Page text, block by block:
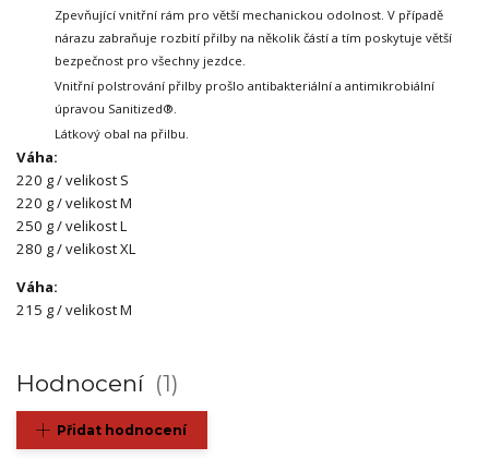
Zpevňující vnitřní rám pro větší mechanickou odolnost. V případě
nárazu zabraňuje rozbití přilby na několik částí a tím poskytuje větší
bezpečnost pro všechny jezdce.
Vnitřní polstrování přilby prošlo antibakteriální a antimikrobiální
úpravou Sanitized®.
Látkový obal na přilbu.
Váha:
220 g / velikost S
220 g / velikost M
250 g / velikost L
280 g / velikost XL
Váha:
215 g / velikost M
Hodnocení 1
Přidat hodnocení